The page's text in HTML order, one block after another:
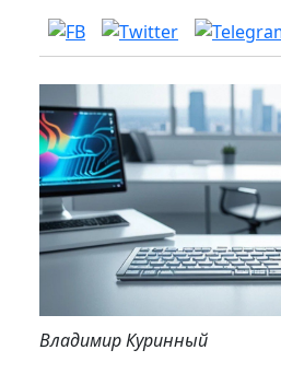
Владимир Куринный